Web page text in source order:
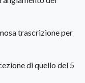
trascrizione per
di quello del 5